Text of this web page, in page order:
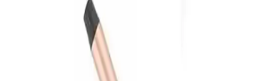
Babyliss C452e Rose Quartz Saç Maşası ile
Profesyonel Bukleler ve Doğal Dalga Oluşumu
Babyliss C452e Rose Quartz saç maşası, hızlı ısınma, çeşitli sıcaklık
ayarları ve şık tasarımıyla saç şekillendirmede profesyonel sonuçlar
sağlar, doğal görünümlü bukleler ve hacim sunar.